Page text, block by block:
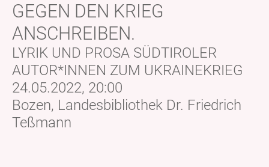
GEGEN DEN KRIEG
ANSCHREIBEN.
LYRIK UND PROSA SÜDTIROLER
AUTOR*INNEN ZUM UKRAINEKRIEG
24.05.2022, 20:00
Bozen, Landesbibliothek Dr. Friedrich
Teßmann